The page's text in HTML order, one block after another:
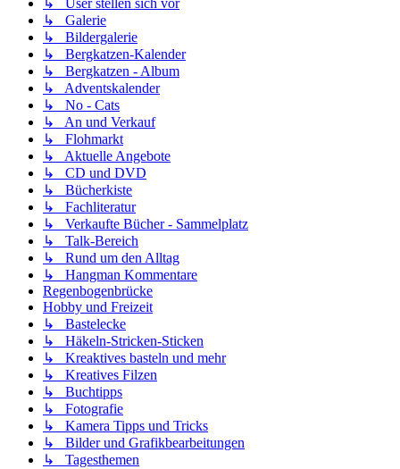
↳ User stellen sich vor
↳ Galerie
↳ Bildergalerie
↳ Bergkatzen-Kalender
↳ Bergkatzen - Album
↳ Adventskalender
↳ No - Cats
↳ An und Verkauf
↳ Flohmarkt
↳ Aktuelle Angebote
↳ CD und DVD
↳ Bücherkiste
↳ Fachliteratur
↳ Verkaufte Bücher - Sammelplatz
↳ Talk-Bereich
↳ Rund um den Alltag
↳ Hangman Kommentare
Regenbogenbrücke
Hobby und Freizeit
↳ Bastelecke
↳ Häkeln-Stricken-Sticken
↳ Kreaktives basteln und mehr
↳ Kreatives Filzen
↳ Buchtipps
↳ Fotografie
↳ Kamera Tipps und Tricks
↳ Bilder und Grafikbearbeitungen
↳ Tagesthemen